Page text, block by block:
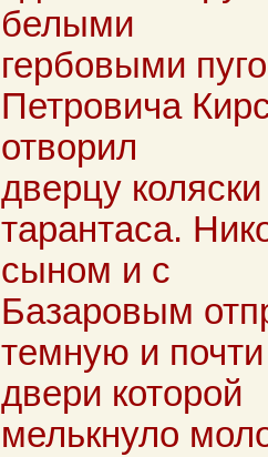
белыми
гербовыми
Петровича
отворил
дверцу
тарантаса.
сыном и с
Базаровым
темную и
двери которой
мелькнуло